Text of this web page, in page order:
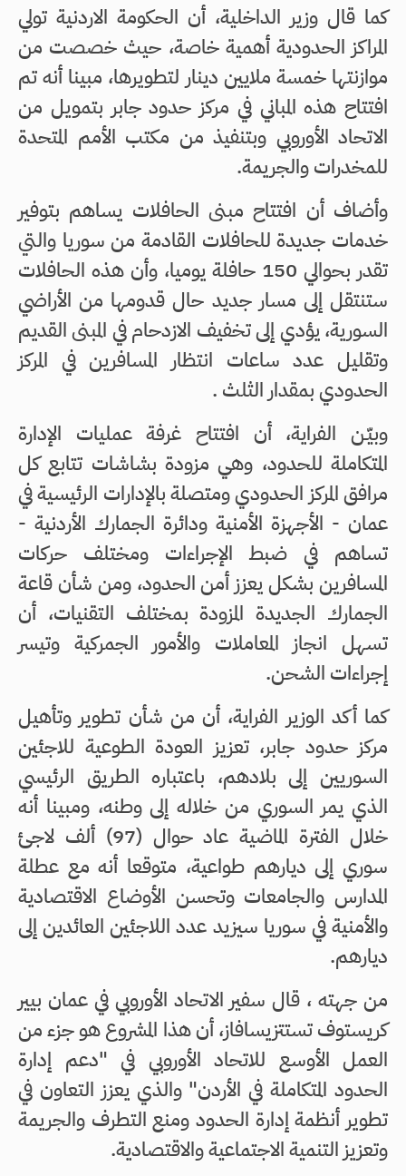
كما قال وزير الداخلية، أن الحكومة الاردنية تولي
المراكز الحدودية أهمية خاصة، حيث خصصت من
موازنتها خمسة ملايين دينار لتطويرها، مبينا أنه تم
افتتاح هذه المباني في مركز حدود جابر بتمويل من
الاتحاد الأوروبي وبتنفيذ من مكتب الأمم المتحدة
للمخدرات والجريمة.
وأضاف أن افتتاح مبنى الحافلات يساهم بتوفير
خدمات جديدة للحافلات القادمة من سوريا والتي
تقدر بحوالي 150 حافلة يوميا، وأن هذه الحافلات
ستنتقل إلى مسار جديد حال قدومها من الأراضي
السورية، يؤدي إلى تخفيف الازدحام في المبنى القديم
وتقليل عدد ساعات انتظار المسافرين في المركز
الحدودي بمقدار الثلث .
وبيّـن الفراية، أن افتتاح غرفة عمليات الإدارة
المتكاملة للحدود، وهي مزودة بشاشات تتابع كل
مرافق المركز الحدودي ومتصلة بالإدارات الرئيسية في
عمان - الأجهزة الأمنية ودائرة الجمارك الأردنية -
تساهم في ضبط الإجراءات ومختلف حركات
المسافرين بشكل يعزز أمن الحدود، ومن شأن قاعة
الجمارك الجديدة المزودة بمختلف التقنيات، أن
تسهل انجاز المعاملات والأمور الجمركية وتيسر
إجراءات الشحن.
كما أكد الوزير الفراية، أن من شأن تطوير وتأهيل
مركز حدود جابر، تعزيز العودة الطوعية للاجئين
السوريين إلى بلادهم، باعتباره الطريق الرئيسي
الذي يمر السوري من خلاله إلى وطنه، ومبينا أنه
خلال الفترة الماضية عاد حوال (97) ألف لاجئ
سوري إلى ديارهم طواعية، متوقعا أنه مع عطلة
المدارس والجامعات وتحسن الأوضاع الاقتصادية
والأمنية في سوريا سيزيد عدد اللاجئين العائدين إلى
ديارهم.
من جهته ، قال سفير الاتحاد الأوروبي في عمان بيير
كريستوف تستتزيسافاز، أن هذا المشروع هو جزء من
العمل الأوسع للاتحاد الأوروبي في "دعم إدارة
الحدود المتكاملة في الأردن" والذي يعزز التعاون في
تطوير أنظمة إدارة الحدود ومنع التطرف والجريمة
وتعزيز التنمية الاجتماعية والاقتصادية.